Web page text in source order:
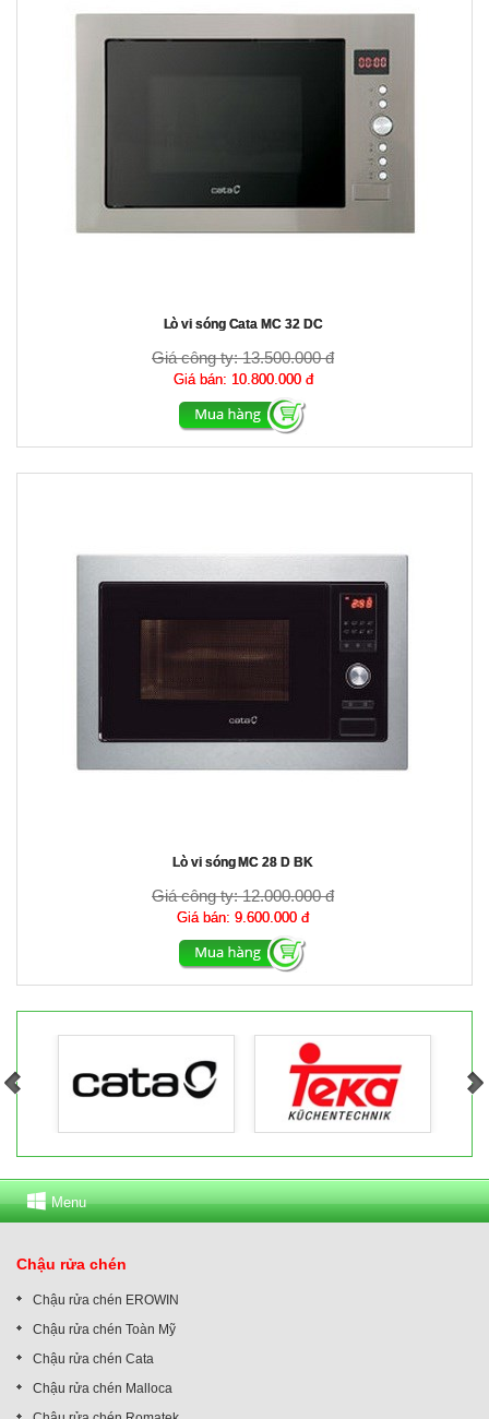
Lò vi sóng Cata MC 32 DC
Giá công ty:13.500.000 đ
Giá bán: 10.800.000 đ
Lò vi sóng MC 28 D BK
Giá công ty:12.000.000 đ
Giá bán: 9.600.000 đ
Menu
Chậu rửa chén
Chậu rửa chén EROWIN
Chậu rửa chén Toàn Mỹ
Chậu rửa chén Cata
Chậu rửa chén Malloca